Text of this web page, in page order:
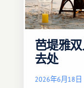
芭堤雅
去处
2026年6月18日